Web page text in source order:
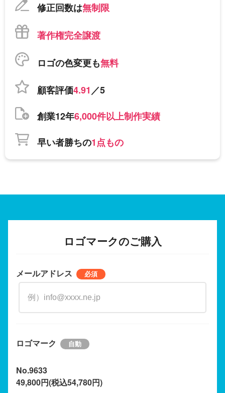
修正回数は無制限
著作権完全譲渡
ロゴの色変更も無料
顧客評価4.91／5
創業12年6,000件以上制作実績
早い者勝ちの1点もの
ロゴマークのご購入
メールアドレス
ロゴマーク
No.9633
49,800円(税込54,780円)